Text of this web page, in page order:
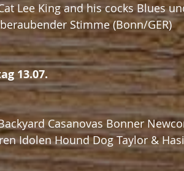
Lee King and his cocks Blues
Stimme (Bonn/GER)
13.07.
Casanovas Bonner
Idolen Hound Dog Taylor &